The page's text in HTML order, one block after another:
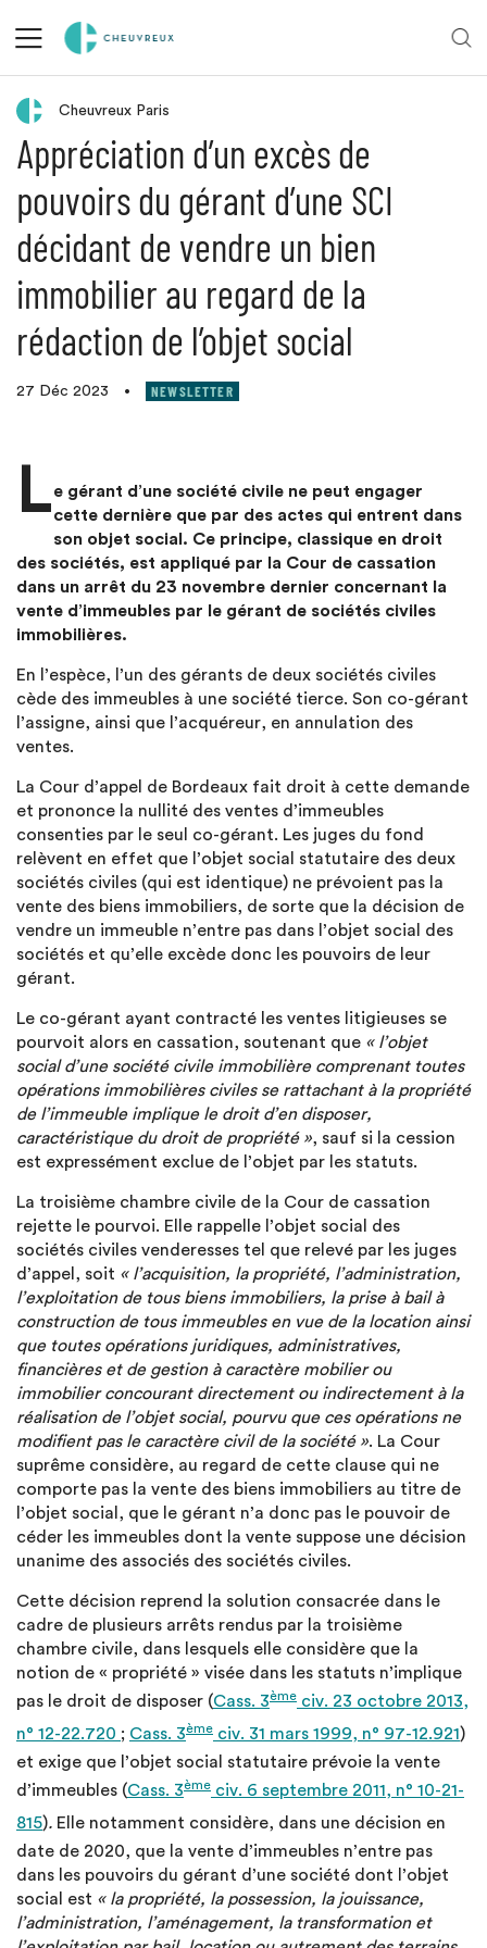
Retour aux actualités
Cheuvreux Paris
Appréciation d’un excès de
pouvoirs du gérant d’une SCI
décidant de vendre un bien
immobilier au regard de la
rédaction de l’objet social
27 Déc 2023 • NEWSLETTER
Le gérant d’une société civile ne peut engager
cette dernière que par des actes qui entrent dans
son objet social. Ce principe, classique en droit
des sociétés, est appliqué par la Cour de cassation
dans un arrêt du 23 novembre dernier concernant la
vente d’immeubles par le gérant de sociétés civiles
immobilières.
En l’espèce, l’un des gérants de deux sociétés civiles
cède des immeubles à une société tierce. Son co-gérant
l’assigne, ainsi que l’acquéreur, en annulation des
ventes.
La Cour d’appel de Bordeaux fait droit à cette demande
et prononce la nullité des ventes d’immeubles
consenties par le seul co-gérant. Les juges du fond
relèvent en effet que l’objet social statutaire des deux
sociétés civiles (qui est identique) ne prévoient pas la
vente des biens immobiliers, de sorte que la décision de
vendre un immeuble n’entre pas dans l’objet social des
sociétés et qu’elle excède donc les pouvoirs de leur
gérant.
Le co-gérant ayant contracté les ventes litigieuses se
pourvoit alors en cassation, soutenant que « l’objet
social d’une société civile immobilière comprenant toutes
opérations immobilières civiles se rattachant à la propriété
de l’immeuble implique le droit d’en disposer,
caractéristique du droit de propriété », sauf si la cession
est expressément exclue de l’objet par les statuts.
La troisième chambre civile de la Cour de cassation
rejette le pourvoi. Elle rappelle l’objet social des
sociétés civiles venderesses tel que relevé par les juges
d’appel, soit « l’acquisition, la propriété, l’administration,
l’exploitation de tous biens immobiliers, la prise à bail à
construction de tous immeubles en vue de la location ainsi
que toutes opérations juridiques, administratives,
financières et de gestion à caractère mobilier ou
immobilier concourant directement ou indirectement à la
réalisation de l’objet social, pourvu que ces opérations ne
modifient pas le caractère civil de la société ». La Cour
suprême considère, au regard de cette clause qui ne
comporte pas la vente des biens immobiliers au titre de
l’objet social, que le gérant n’a donc pas le pouvoir de
céder les immeubles dont la vente suppose une décision
unanime des associés des sociétés civiles.
Cette décision reprend la solution consacrée dans le
cadre de plusieurs arrêts rendus par la troisième
chambre civile, dans lesquels elle considère que la
notion de « propriété » visée dans les statuts n’implique
pas le droit de disposer (Cass. 3ème civ. 23 octobre 2013,
n° 12-22.720 ; Cass. 3ème civ. 31 mars 1999, n° 97-12.921)
et exige que l’objet social statutaire prévoie la vente
d’immeubles (Cass. 3ème civ. 6 septembre 2011, n° 10-21-
815). Elle notamment considère, dans une décision en
date de 2020, que la vente d’immeubles n’entre pas
dans les pouvoirs du gérant d’une société dont l’objet
social est « la propriété, la possession, la jouissance,
l’administration, l’aménagement, la transformation et